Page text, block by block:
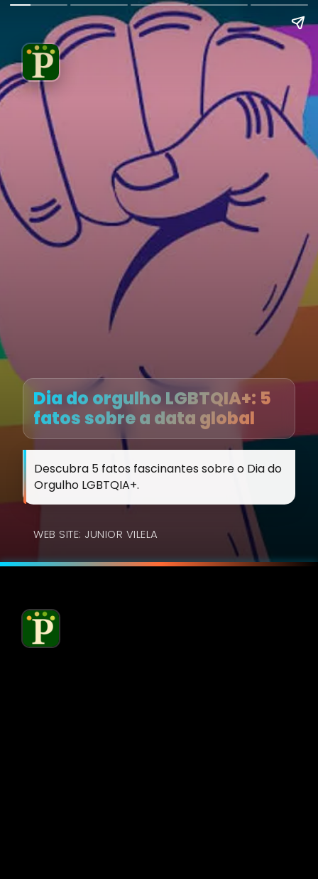
Dia do orgulho LGBTQIA+: 5
fatos sobre a data global
Descubra 5 fatos fascinantes sobre o Dia do
Orgulho LGBTQIA+.
WEB SITE: JUNIOR VILELA